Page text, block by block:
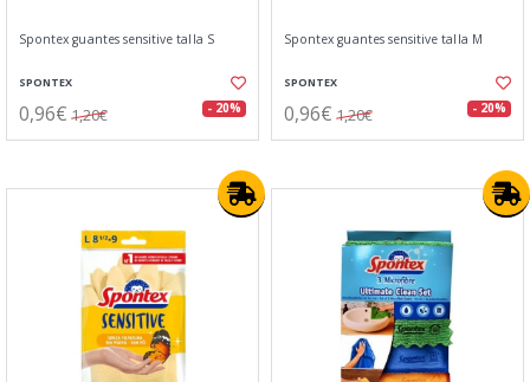
Spontex guantes sensitive talla S
SPONTEX
0,96€ 1,20€ - 20%
Spontex guantes sensitive talla M
SPONTEX
0,96€ 1,20€ - 20%